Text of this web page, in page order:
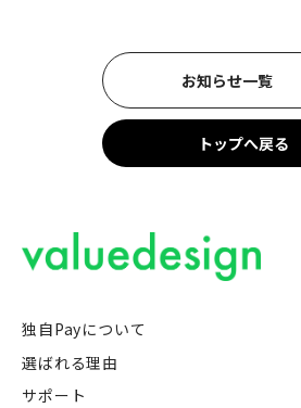
お知らせ一覧
トップへ戻る
独自Payについて
選ばれる理由
サポート